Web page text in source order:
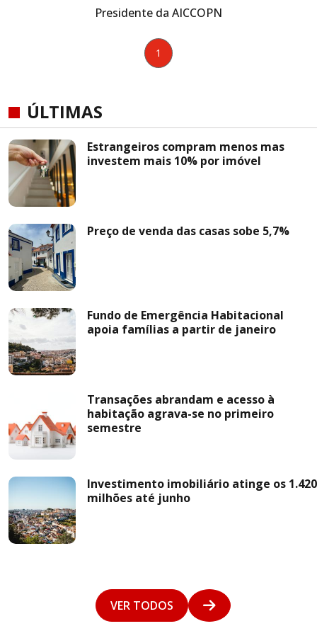
Presidente da AICCOPN
1
ÚLTIMAS
Estrangeiros compram menos mas
investem mais 10% por imóvel
Preço de venda das casas sobe 5,7%
Fundo de Emergência Habitacional
apoia famílias a partir de janeiro
Transações abrandam e acesso à
habitação agrava-se no primeiro
semestre
Investimento imobiliário atinge os 1.420
milhões até junho
VER TODOS